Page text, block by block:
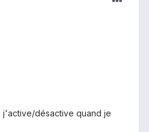
j'active/désactive quand je